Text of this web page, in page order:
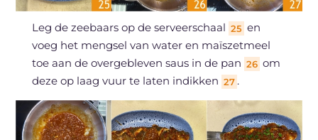
Leg de zeebaars op de serveerschaal 25 en
voeg het mengsel van water en maïszetmeel
toe aan de overgebleven saus in de pan 26 om
deze op laag vuur te laten indikken 27 .